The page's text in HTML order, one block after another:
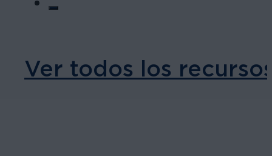
Ver todos los